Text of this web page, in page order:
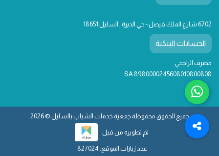
6702 شارع الملك فيصل - حي الديرة , السليل 18651
الحسابات البنكية
مصرف الراجحي
SA 8980000245608010800808
جميع الحقوق محفوظة جمعية خدمات الشباب بالسليل © 2026
تم تطويره من قبل
عدد زيارات الموقع: 827024